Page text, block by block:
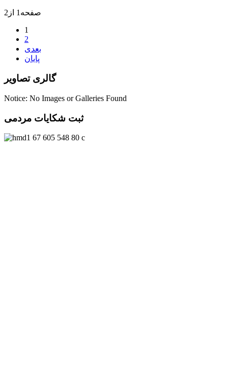
صفحه1 از2
1
2
بعدی
پایان
گالری تصاویر
Notice: No Images or Galleries Found
ثبت شکایات مردمی